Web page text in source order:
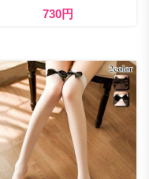
730円